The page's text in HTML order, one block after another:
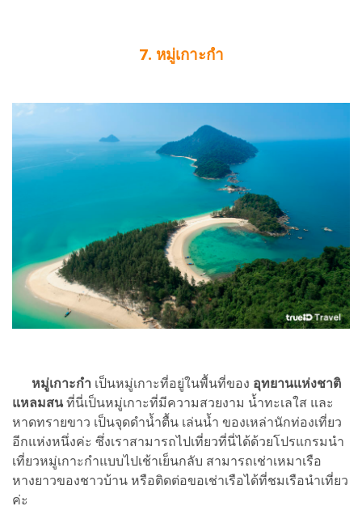
7. หมู่เกาะกำ
หมู่เกาะกำ เป็นหมู่เกาะที่อยู่ในพื้นที่ของ อุทยานแห่งชาติ
แหลมสนที่นี่เป็นหมู่เกาะที่มีความสวยงาม น้ำทะเลใส และ
หาดทรายขาว เป็นจุดดำน้ำตื้น เล่นน้ำ ของเหล่านักท่องเที่ยว
อีกแห่งหนึ่งค่ะ ซึ่งเราสามารถไปเที่ยวที่นี่ได้ด้วยโปรแกรมนำ
เที่ยวหมู่เกาะกำแบบไปเช้าเย็นกลับ สามารถเช่าเหมาเรือ
หางยาวของชาวบ้าน หรือติดต่อขอเช่าเรือได้ที่ชมเรือนำเที่ยว
ค่ะ